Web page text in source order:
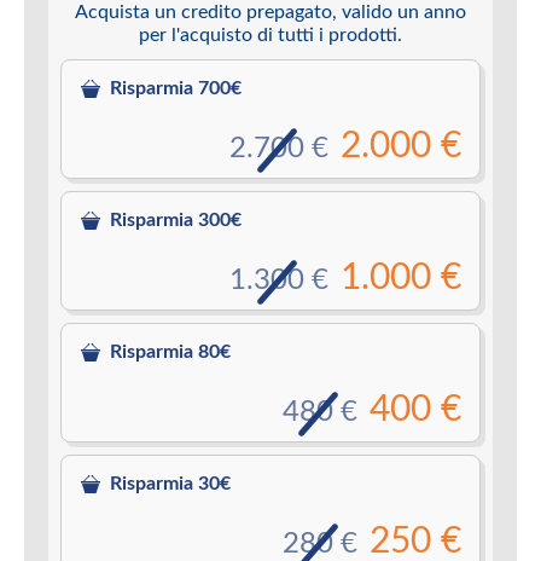
Acquista un credito prepagato, valido un anno
per l'acquisto di tutti i prodotti.
Risparmia 700€
2.000 €
2.700 €
Risparmia 300€
1.000 €
1.300 €
Risparmia 80€
400 €
480 €
Risparmia 30€
250 €
280 €